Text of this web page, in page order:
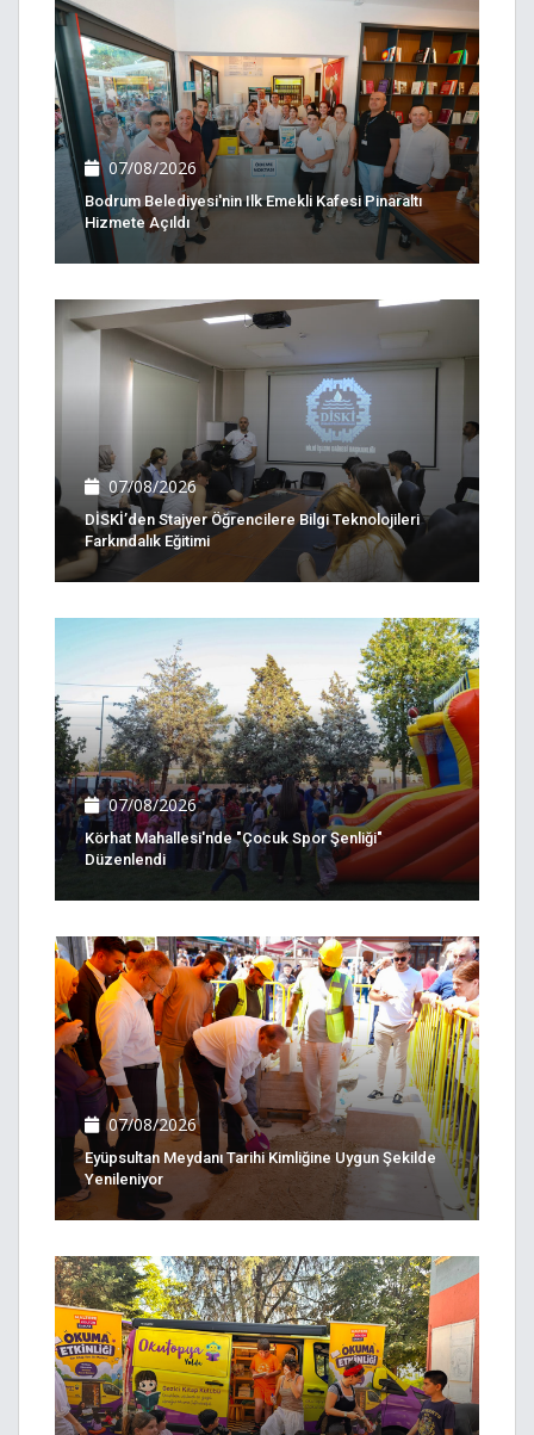
07/08/2026
Bodrum Belediyesi'nin Ilk Emekli Kafesi Pinaraltı
Hizmete Açıldı
07/08/2026
DİSKİ’den Stajyer Öğrencilere Bilgi Teknolojileri
Farkındalık Eğitimi
07/08/2026
Körhat Mahallesi'nde "Çocuk Spor Şenliği"
Düzenlendi
07/08/2026
Eyüpsultan Meydanı Tarihi Kimliğine Uygun Şekilde
Yenileniyor